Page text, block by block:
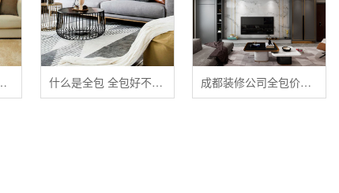
五大禁忌 什么是全包 全包好不好 全包装修注意事项有哪些 成都装修公司全包价格 成都全包装修多少钱一平